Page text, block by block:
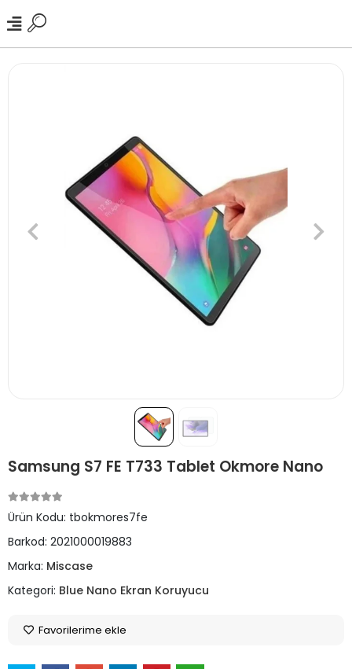
Samsung S7 FE T733 Tablet Okmore Nano
Ürün Kodu: tbokmores7fe
Barkod: 2021000019883
Marka: Miscase
Kategori: Blue Nano Ekran Koruyucu
Favorilerime ekle